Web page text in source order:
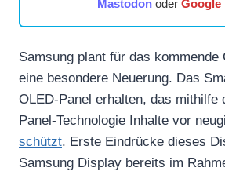
Mastodonoder Google
Samsung plant für das kommende
eine besondere Neuerung. Das
OLED-Panel erhalten, das mithilfe
Panel-Technologie Inhalte vor
schützt. Erste Eindrücke dieses
Samsung Display bereits im